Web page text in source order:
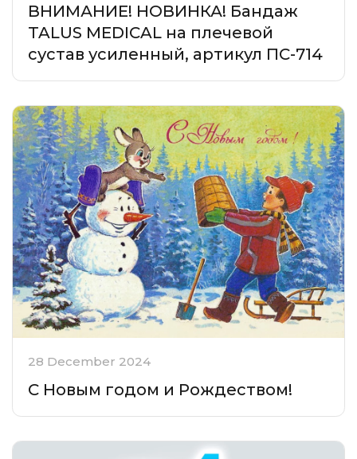
ВНИМАНИЕ! НОВИНКА! Бандаж
TALUS MEDICAL на плечевой
сустав усиленный, артикул ПС-714
28 December 2024
С Новым годом и Рождеством!